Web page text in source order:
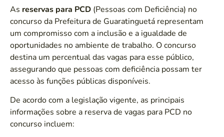
As reservas para PCD (Pessoas com Deficiência) no
concurso da Prefeitura de Guaratinguetá representam
um compromisso com a inclusão e a igualdade de
oportunidades no ambiente de trabalho. O concurso
destina um percentual das vagas para esse público,
assegurando que pessoas com deficiência possam ter
acesso às funções públicas disponíveis.
De acordo com a legislação vigente, as principais
informações sobre a reserva de vagas para PCD no
concurso incluem: